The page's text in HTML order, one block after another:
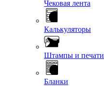
Чековая лента
Калькуляторы
Штампы и печати
Бланки